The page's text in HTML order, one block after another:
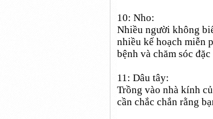
10: Nho:
Nhiều người không
nhiều kế hoạch miễn
bệnh và chăm sóc
11: Dâu tây:
Trồng vào nhà kính
cần chắc chắn rằng